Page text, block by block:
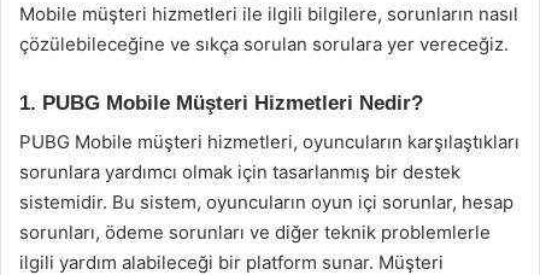
Mobile müşteri hizmetleri ile ilgili bilgilere, sorunların nasıl
çözülebileceğine ve sıkça sorulan sorulara yer vereceğiz.
1. PUBG Mobile Müşteri Hizmetleri Nedir?
PUBG Mobile müşteri hizmetleri, oyuncuların karşılaştıkları
sorunlara yardımcı olmak için tasarlanmış bir destek
sistemidir. Bu sistem, oyuncuların oyun içi sorunlar, hesap
sorunları, ödeme sorunları ve diğer teknik problemlerle
ilgili yardım alabileceği bir platform sunar. Müşteri